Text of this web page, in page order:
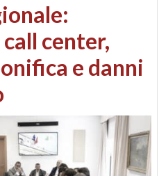
center,
e danni